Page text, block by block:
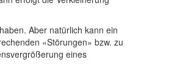
Aber natürlich kann ein
«Störungen» bzw. zu
eines